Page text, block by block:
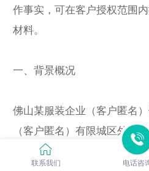
作事实，可在客户授权范围
材料。
一、背景概况
佛山某服装企业（客户匿名
（客户匿名）有限城区外侧
模约18人，属于服饰服装企
联系我们 电话咨